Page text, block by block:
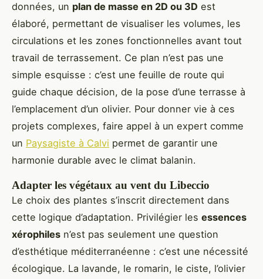
données, un plan de masse en 2D ou 3D est
élaboré, permettant de visualiser les volumes, les
circulations et les zones fonctionnelles avant tout
travail de terrassement. Ce plan n’est pas une
simple esquisse : c’est une feuille de route qui
guide chaque décision, de la pose d’une terrasse à
l’emplacement d’un olivier. Pour donner vie à ces
projets complexes, faire appel à un expert comme
un Paysagiste à Calvi permet de garantir une
harmonie durable avec le climat balanin.
Adapter les végétaux au vent du Libeccio
Le choix des plantes s’inscrit directement dans
cette logique d’adaptation. Privilégier les essences
xérophiles n’est pas seulement une question
d’esthétique méditerranéenne : c’est une nécessité
écologique. La lavande, le romarin, le ciste, l’olivier